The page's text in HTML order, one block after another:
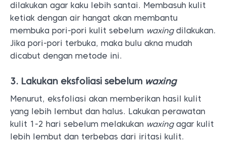
dilakukan agar kaku lebih santai. Membasuh kulit
ketiak dengan air hangat akan membantu
membuka pori-pori kulit sebelum waxingdilakukan.
Jika pori-pori terbuka, maka bulu akna mudah
dicabut dengan metode ini.
3. Lakukan eksfoliasi sebelum waxing
Menurut, eksfoliasi akan memberikan hasil kulit
yang lebih lembut dan halus. Lakukan perawatan
kulit 1-2 hari sebelum melakukan waxingagar kulit
lebih lembut dan terbebas dari iritasi kulit.